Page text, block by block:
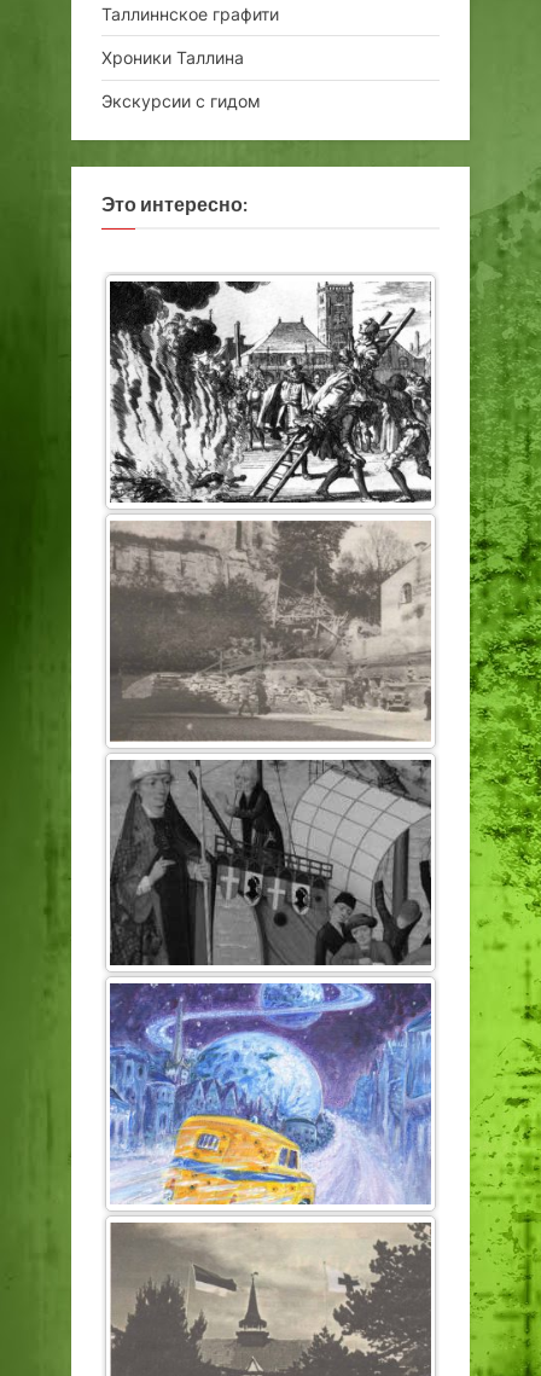
Таллиннское графити
Хроники Таллина
Экскурсии с гидом
Это интересно: